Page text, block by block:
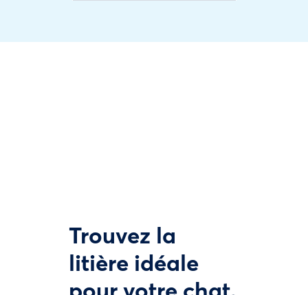
Trouvez la
litière idéale